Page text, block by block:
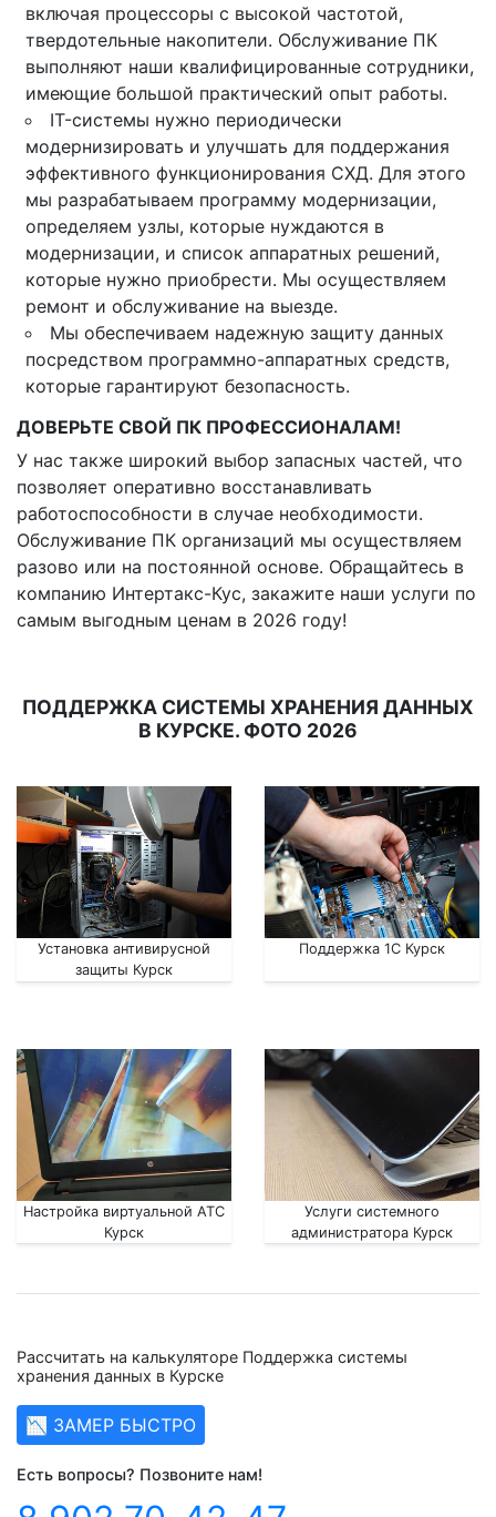
включая процессоры с высокой частотой,
твердотельные накопители. Обслуживание ПК
выполняют наши квалифицированные сотрудники,
имеющие большой практический опыт работы.
IT-системы нужно периодически
модернизировать и улучшать для поддержания
эффективного функционирования СХД. Для этого
мы разрабатываем программу модернизации,
определяем узлы, которые нуждаются в
модернизации, и список аппаратных решений,
которые нужно приобрести. Мы осуществляем
ремонт и обслуживание на выезде.
Мы обеспечиваем надежную защиту данных
посредством программно-аппаратных средств,
которые гарантируют безопасность.
ДОВЕРЬТЕ СВОЙ ПК ПРОФЕССИОНАЛАМ!
У нас также широкий выбор запасных частей, что
позволяет оперативно восстанавливать
работоспособности в случае необходимости.
Обслуживание ПК организаций мы осуществляем
разово или на постоянной основе. Обращайтесь в
компанию Интертакс-Кус, закажите наши услуги по
самым выгодным ценам в 2026 году!
ПОДДЕРЖКА СИСТЕМЫ ХРАНЕНИЯ ДАННЫХ
В КУРСКЕ. ФОТО 2026
Установка антивирусной
защиты Курск
Поддержка 1С Курск
Настройка виртуальной АТС
Курск
Услуги системного
администратора Курск
Рассчитать на калькуляторе Поддержка системы
хранения данных в Курске
📉 ЗАМЕР БЫСТРО
Есть вопросы? Позвоните нам!